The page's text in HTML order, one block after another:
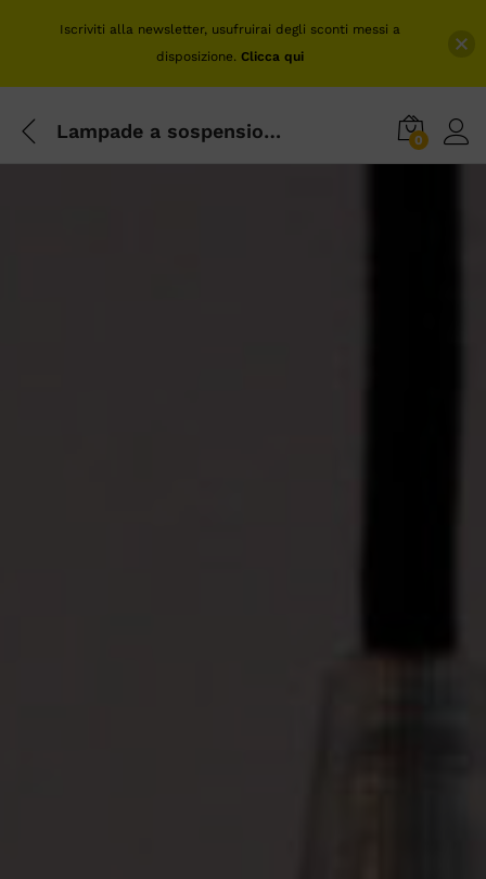
Lampade a sospensione design: l must have dell’interior design 0
Iscriviti alla newsletter, usufruirai degli sconti messi a
disposizione. Clicca qui